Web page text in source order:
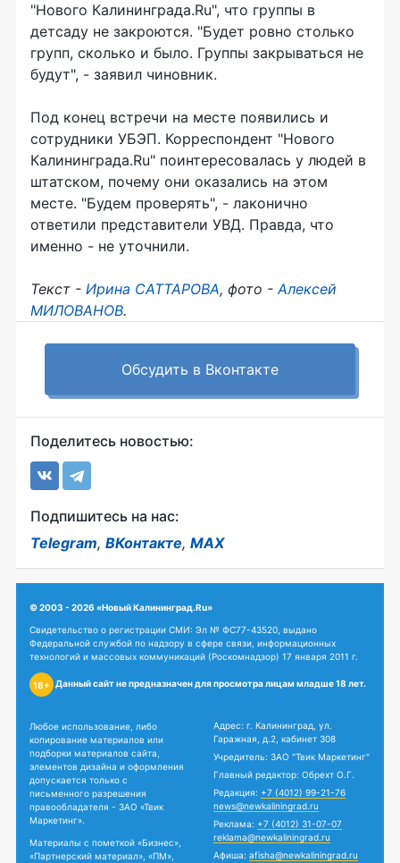
"Нового Калининграда.Ru", что группы в
детсаду не закроются. "Будет ровно столько
групп, сколько и было. Группы закрываться не
будут", - заявил чиновник.
Под конец встречи на месте появились и
сотрудники УБЭП. Корреспондент "Нового
Калининграда.Ru" поинтересовалась у людей в
штатском, почему они оказались на этом
месте. "Будем проверять", - лаконично
ответили представители УВД. Правда, что
именно - не уточнили.
Текст - Ирина САТТАРОВА, фото -Алексей
МИЛОВАНОВ.
Обсудить в Вконтакте
Поделитесь новостью:
Подпишитесь на нас:
Telegram, ВКонтакте, MAX
© 2003 - 2026 «Новый Калининград.Ru»
Свидетельство о регистрации СМИ: Эл № ФС77-43520, выдано
Федеральной службой по надзору в сфере связи, информационных
технологий и массовых коммуникаций (Роскомнадзор) 17 января 2011 г.
18+ Данный сайт не предназначен для просмотра лицам младше 18 лет.
Любое использование, либо
копирование материалов или
подборки материалов сайта,
элементов дизайна и оформления
допускается только с
письменного разрешения
правообладателя - ЗАО «Твик
Маркетинг».
Материалы с пометкой «Бизнес»,
«Партнерский материал», «ПМ»,
Адрес: г. Калининград, ул.
Гаражная, д.2, кабинет 308
Учредитель: ЗАО "Твик Маркетинг"
Главный редактор: Обрехт О.Г.
Редакция: +7 (4012) 99-21-76
news@newkaliningrad.ru
Реклама: +7 (4012) 31-07-07
reklama@newkaliningrad.ru
Афиша: afisha@newkaliningrad.ru